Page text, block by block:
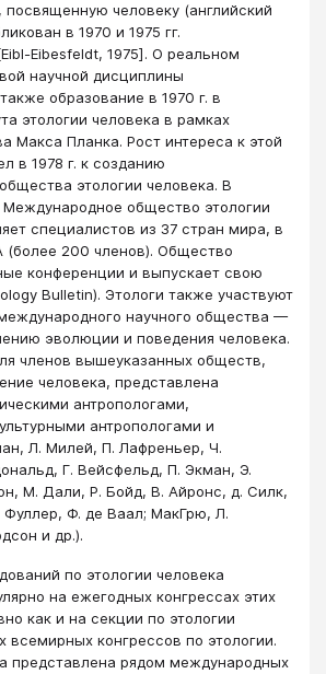
посвященную человеку (английский
в 1970 и 1975 гг.
Eibesfeldt, 1975]. О реальном
научной дисциплины
образование в 1970 г. в
этологии человека в рамках
Макса Планка. Рост интереса к этой
в 1978 г. к созданию
этологии человека. В
общество этологии
специалистов из 37 стран мира, в
200 членов). Общество
конференции и выпускает свою
Bulletin). Этологи также участвуют
научного общества —
эволюции и поведения человека.
членов вышеуказанных обществ,
человека, представлена
антропологами,
антропологами и
Л. Милей, П. Лафреньер, Ч.
Г. Вейсфельд, П. Экман, Э.
М. Дали, Р. Бойд, В. Айронс, д. Силк,
Ф. де Ваал; МакГрю, Л.
и др.).
по этологии человека
на ежегодных конгрессах этих
как и на секции по этологии
всемирных конгрессов по этологии.
представлена рядом международных